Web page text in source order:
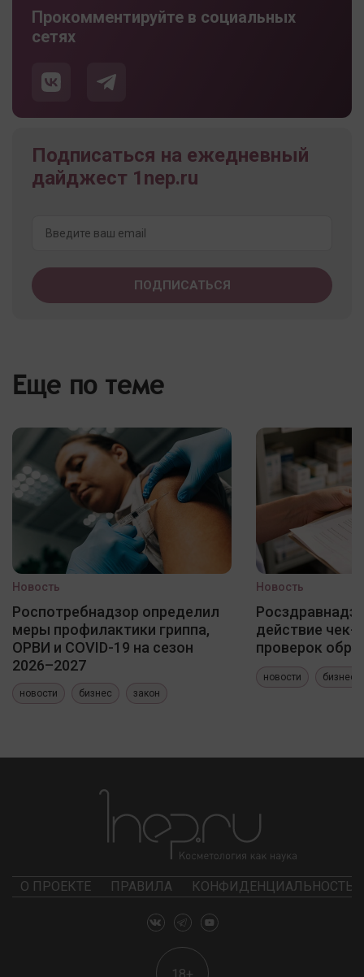
Прокомментируйте в социальных
сетях
Подписаться на ежедневный
дайджест 1nep.ru
Еще по теме
Новость
Роспотребнадзор определил
меры профилактики гриппа,
ОРВИ и COVID-19 на сезон
2026–2027
новости бизнес закон
Новость
действие чек-
проверок
новости бизнес
О ПРОЕКТЕ ПРАВИЛА КОНФИДЕНЦИАЛЬНОСТЬ